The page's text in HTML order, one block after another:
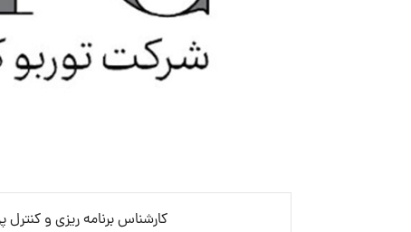
کارشناس برنامه ریزی و کنترل